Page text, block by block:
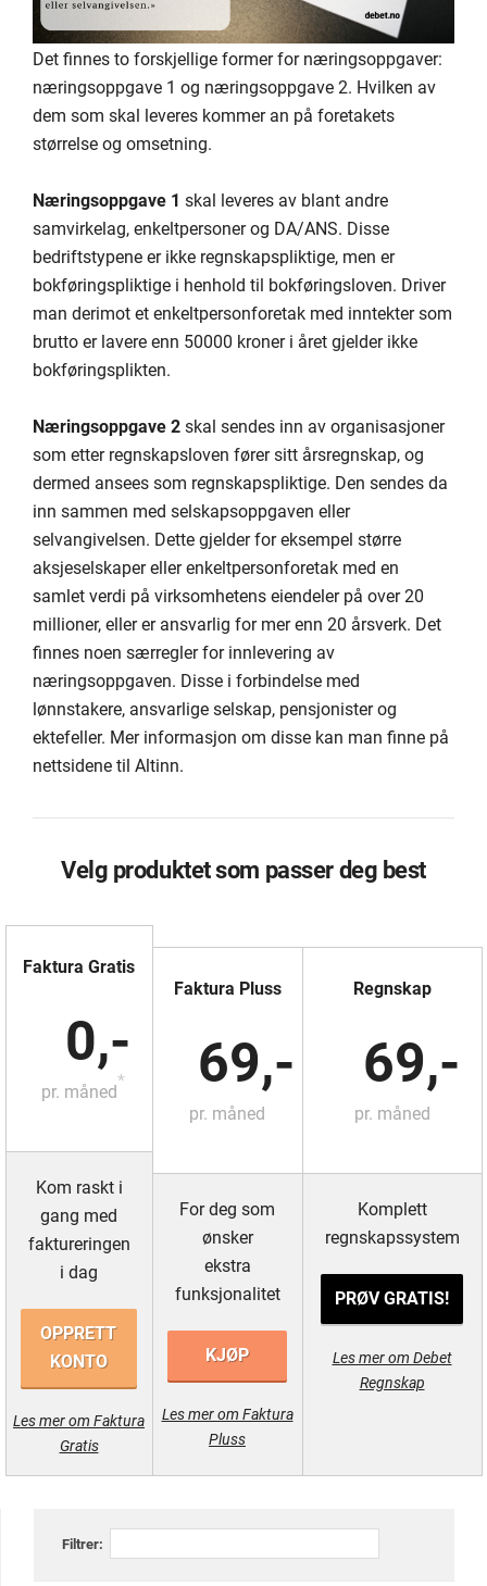
Det finnes to forskjellige former for næringsoppgaver:
næringsoppgave 1 og næringsoppgave 2. Hvilken av
dem som skal leveres kommer an på foretakets
størrelse og omsetning.
Næringsoppgave 1 skal leveres av blant andre
samvirkelag, enkeltpersoner og DA/ANS. Disse
bedriftstypene er ikke regnskapspliktige, men er
bokføringspliktige i henhold til bokføringsloven. Driver
man derimot et enkeltpersonforetak med inntekter som
brutto er lavere enn 50000 kroner i året gjelder ikke
bokføringsplikten.
Næringsoppgave 2 skal sendes inn av organisasjoner
som etter regnskapsloven fører sitt årsregnskap, og
dermed ansees som regnskapspliktige. Den sendes da
inn sammen med selskapsoppgaven eller
selvangivelsen. Dette gjelder for eksempel større
aksjeselskaper eller enkeltpersonforetak med en
samlet verdi på virksomhetens eiendeler på over 20
millioner, eller er ansvarlig for mer enn 20 årsverk. Det
finnes noen særregler for innlevering av
næringsoppgaven. Disse i forbindelse med
lønnstakere, ansvarlige selskap, pensjonister og
ektefeller. Mer informasjon om disse kan man finne på
nettsidene til Altinn.
Velg produktet som passer deg best
Faktura Gratis
0,-
pr. måned
*
Kom raskt i
gang med
faktureringen
i dag
OPPRETT
KONTO
Les mer om Faktura
Gratis
Faktura Pluss
69,-
pr. måned
For deg som
ønsker
ekstra
funksjonalitet
KJØP
Les mer om Faktura
Pluss
Regnskap
69,-
pr. måned
Komplett
regnskapssystem
PRØV GRATIS!
Les mer om Debet
Regnskap
Filtrer: